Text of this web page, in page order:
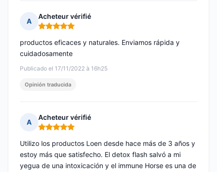
A
Acheteur vérifié
Nota: 5 de 5
Publicado el 17/11/2022 à 16h25
productos eficaces y naturales. Enviamos rápida y
cuidadosamente
Opinión traducida
A
Acheteur vérifié
Nota: 5 de 5
Utilizo los productos Loen desde hace más de 3 años y
estoy más que satisfecho. El detox flash salvó a mi
yegua de una intoxicación y el immune Horse es una de